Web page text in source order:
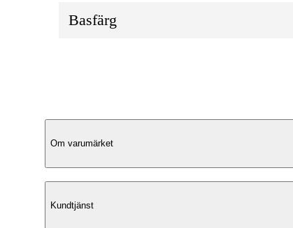
Basfärg
Produktbeskrivning
Yttre design
Om varumärket
Kundtjänst